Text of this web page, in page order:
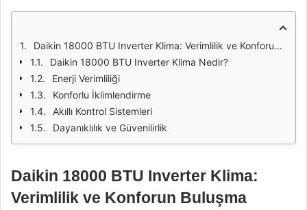
Daikin 18000 BTU Inverter Klima: Verimlilik ve Konforun Buluşma Noktası
Daikin 18000 BTU Inverter Klima Nedir?
Enerji Verimliliği
Konforlu İklimlendirme
Akıllı Kontrol Sistemleri
Dayanıklılık ve Güvenilirlik
Daikin 18000 BTU Inverter Klima:
Verimlilik ve Konforun Buluşma